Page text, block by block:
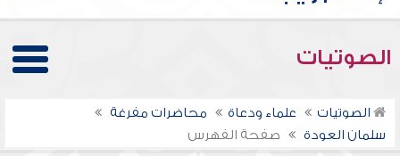
الصوتيات
الصوتيات علماء ودعاة
محاضرات مفرغة
سلمان العودة
صفحة الفهرس